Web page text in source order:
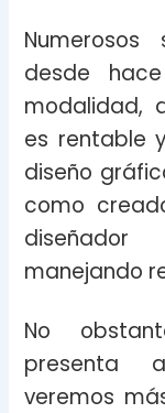
desde
modalidad,
es rentable
diseño
como
manejando
No
presenta
veremos